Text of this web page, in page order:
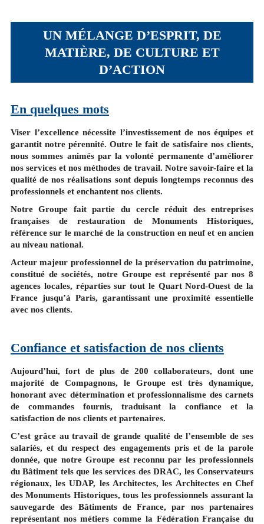
UN MÉLANGE D’ESPRIT, DE
MATIÈRE, DE CULTURE ET
D’ACTION
En quelques mots
Viser l’excellence nécessite l’investissement de nos équipes et
garantit notre pérennité. Outre le fait de satisfaire nos clients,
nous sommes animés par la volonté permanente d’améliorer
nos services et nos méthodes de travail. Notre savoir-faire et la
qualité de nos réalisations sont depuis longtemps reconnus des
professionnels et enchantent nos clients.
Notre Groupe fait partie du cercle réduit des entreprises
françaises de restauration de Monuments Historiques,
référence sur le marché de la construction en neuf et en ancien
au niveau national.
Acteur majeur professionnel de la préservation du patrimoine,
constitué de sociétés, notre Groupe est représenté par nos 8
agences locales, réparties sur tout le Quart Nord-Ouest de la
France jusqu’à Paris, garantissant une proximité essentielle
avec nos clients.
Confiance et satisfaction de nos clients
Aujourd’hui, fort de plus de 200 collaborateurs, dont une
majorité de Compagnons, le Groupe est très dynamique,
honorant avec détermination et professionnalisme des carnets
de commandes fournis, traduisant la confiance et la
satisfaction de nos clients et partenaires.
C’est grâce au travail de grande qualité de l’ensemble de ses
salariés, et du respect des engagements pris et de la parole
donnée, que notre Groupe est reconnu par les professionnels
du Bâtiment tels que les services des DRAC, les Conservateurs
régionaux, les UDAP, les Architectes, les Architectes en Chef
des Monuments Historiques, tous les professionnels assurant la
sauvegarde des Bâtiments de France, par nos partenaires
représentant nos métiers comme la Fédération Française du